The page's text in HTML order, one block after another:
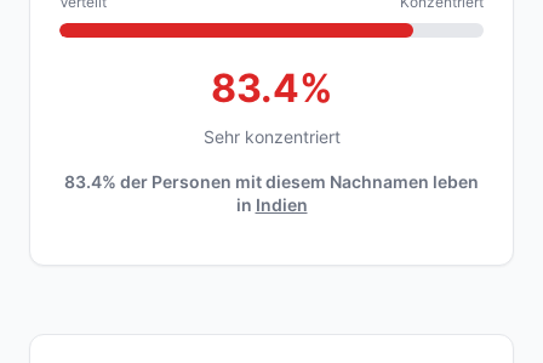
83.4%
Sehr konzentriert
83.4% der Personen mit diesem Nachnamen leben
in Indien